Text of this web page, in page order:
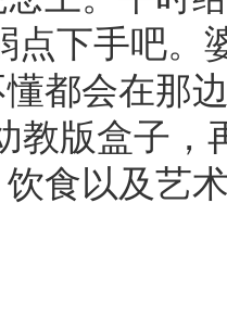
点下手吧。
都会在那
教版盒子
食以及艺